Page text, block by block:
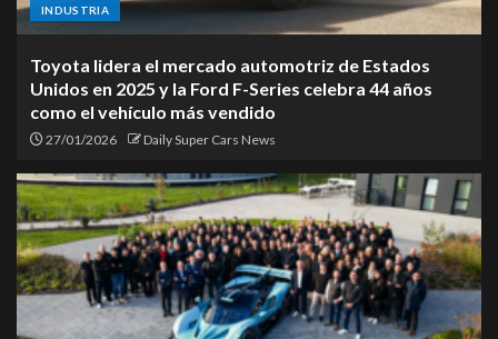
INDUSTRIA
Toyota lidera el mercado automotriz de Estados
Unidos en 2025 y la Ford F-Series celebra 44 años
como el vehículo más vendido
27/01/2026 Daily Super Cars News